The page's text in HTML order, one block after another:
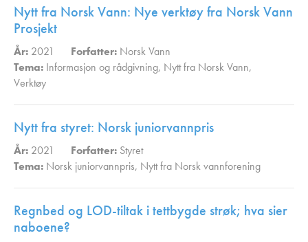
Nytt fra Norsk Vann: Nye verktøy fra Norsk Vann
Prosjekt
År: 2021 Forfatter: Norsk Vann
Tema: Informasjon og rådgivning, Nytt fra Norsk Vann,
Verktøy
Nytt fra styret: Norsk juniorvannpris
År: 2021 Forfatter: Styret
Tema: Norsk juniorvannpris, Nytt fra Norsk vannforening
Regnbed og LOD-tiltak i tettbygde strøk; hva sier
naboene?